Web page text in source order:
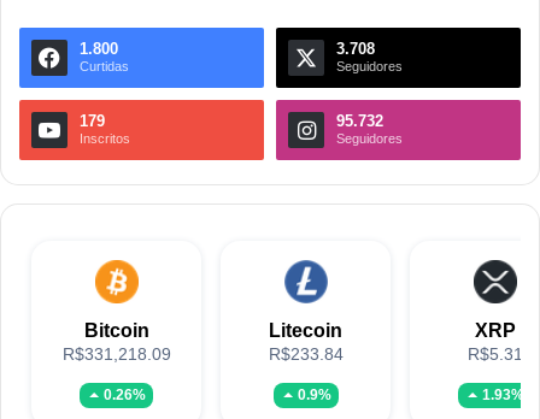
1.800
Curtidas
3.708
Seguidores
179
Inscritos
95.732
Seguidores
Bitcoin
R$331,218.09
0.26%
Litecoin
R$233.84
0.9%
XRP
R$5.31
1.93%